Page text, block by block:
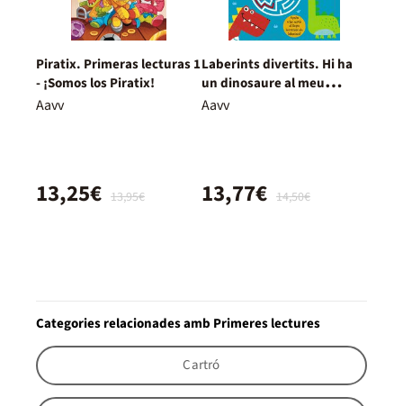
Piratix. Primeras lecturas 1
- ¡Somos los Piratix!
Aavv
13,95€
13,25€
Laberints divertits. Hi ha
un dinosaure al meu
laberint!
Aavv
14,50€
13,77€
Categories relacionades amb Primeres lectures
Cartró